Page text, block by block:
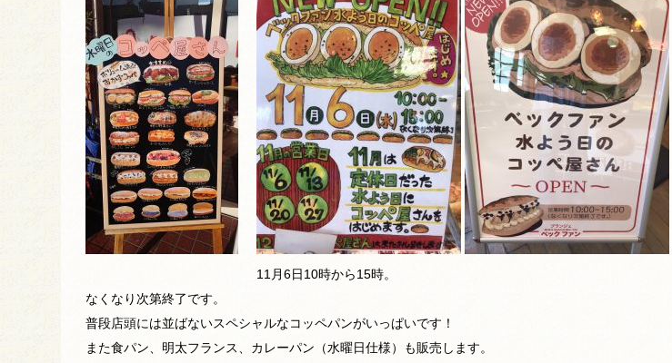
11月6日10時から15時。
なくなり次第終了です。
普段店頭には並ばないスペシャルなコッペパンがいっぱいです！
また食パン、明太フランス、カレーパン（水曜日仕様）も販売します。